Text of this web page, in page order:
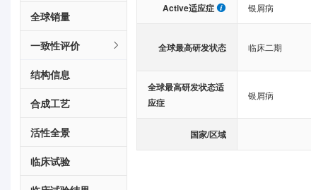
全球销量
一致性评价
结构信息
合成工艺
活性全景
临床试验
Active适应症 银屑病
全球最高研发状态 临床二期
全球最高研发状态适
应症
银屑病
国家/区域